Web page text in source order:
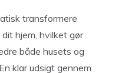
transformere
hjem, hvilket gør
både husets og
klar udsigt gennem